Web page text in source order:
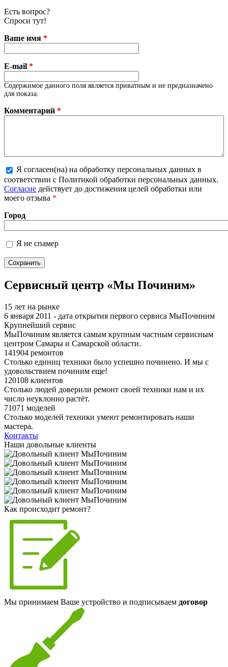
Есть вопрос?
Спроси тут!
Ваше имя *
E-mail *
Содержимое данного поля является приватным и не предназначено
для показа.
Комментарий *
Более подробная информация о текстовых
форматах
Я согласен(на) на обработку персональных данных в
соответствии с Политикой обработки персональных данных.
Согласие действует до достижения целей обработки или
моего отзыва *
Город
Я не спамер
Я спамер
Сервисный центр «Мы Починим»
15 лет на рынке
6 января 2011 - дата открытия первого сервиса МыПочиним
Крупнейший сервис
МыПочиним является самым крупным частным сервисным
центром Самары и Самарской области.
141904 ремонтов
Столько единиц техники было успешно починено. И мы с
удовольствием починим еще!
120108 клиентов
Столько людей доверили ремонт своей техники нам и их
число неуклонно растёт.
71071 моделей
Столько моделей техники умеют ремонтировать наши
мастера.
Контакты
Наши довольные клиенты
Как происходит ремонт?
Мы принимаем Ваше устройство и подписываем договор